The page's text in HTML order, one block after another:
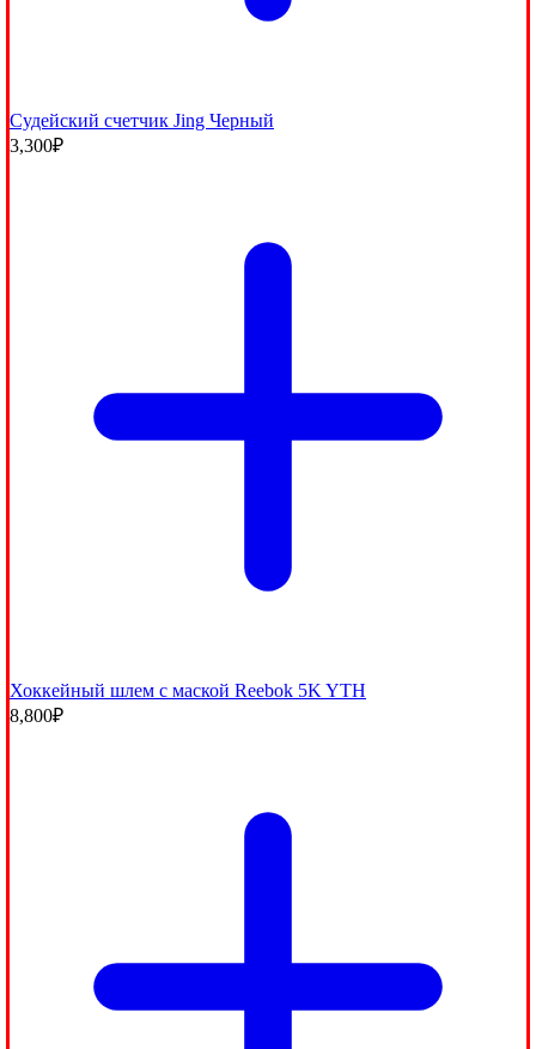
Судейский счетчик Jing Черный
3,300₽
Хоккейный шлем с маской Reebok 5K YTH
8,800₽